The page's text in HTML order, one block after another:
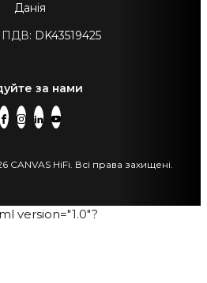
Данія
ПДВ: DK43519425
за нами
CANVAS HiFi. Всі права захищені.
version="1.0"?